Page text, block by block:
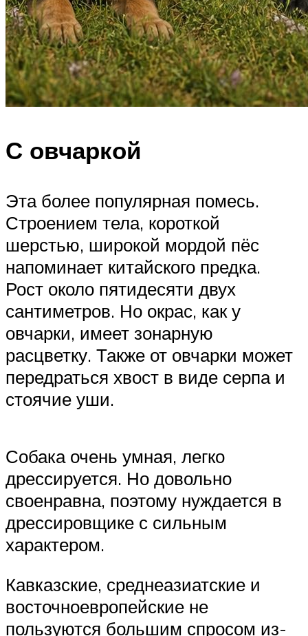
С овчаркой
Эта более популярная помесь.
Строением тела, короткой
шерстью, широкой мордой пёс
напоминает китайского предка.
Рост около пятидесяти двух
сантиметров. Но окрас, как у
овчарки, имеет зонарную
расцветку. Также от овчарки может
передраться хвост в виде серпа и
стоячие уши.
Собака очень умная, легко
дрессируется. Но довольно
своенравна, поэтому нуждается в
дрессировщике с сильным
характером.
Кавказские, среднеазиатские и
восточноевропейские не
пользуются большим спросом из-